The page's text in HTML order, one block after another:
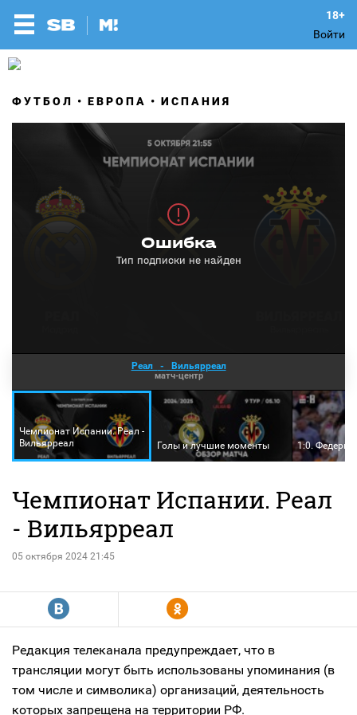
Войти
ФУТБОЛ ЕВРОПА ИСПАНИЯ
Реал - Вильярреал
матч-центр
Чемпионат Испании. Реал -
Вильярреал
Голы и лучшие моменты 1:0.
Чемпионат Испании. Реал
- Вильярреал
05 октября 2024 21:45
R Y
Редакция телеканала предупреждает, что в
трансляции могут быть использованы упоминания (в
том числе и символика) организаций, деятельность
которых запрещена на территории РФ.